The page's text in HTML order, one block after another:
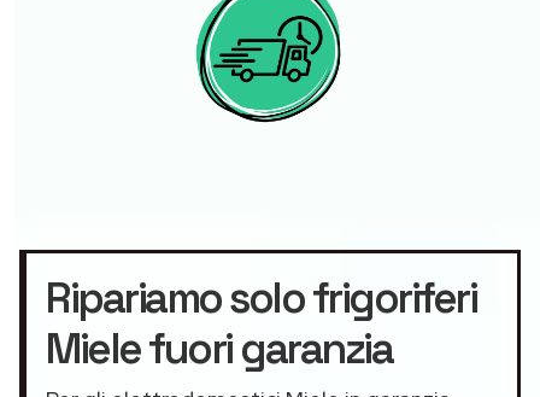
Ripariamo solo frigoriferi
Miele fuori garanzia